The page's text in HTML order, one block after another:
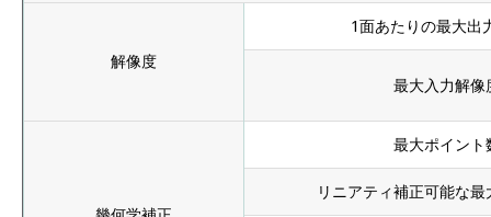
解像度
1面あたりの最大出
最大入力解像
最大ポイント
リニアティ補正可能な